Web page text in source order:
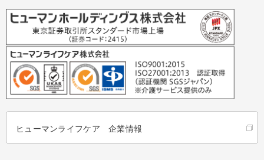
ヒューマンライフケア 企業情報